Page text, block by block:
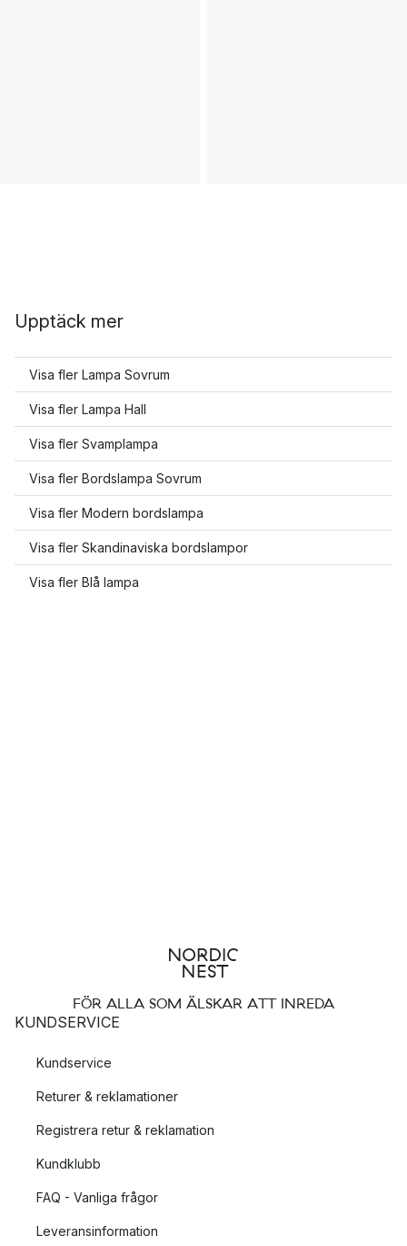
Upptäck mer
Visa fler Lampa Sovrum
Visa fler Lampa Hall
Visa fler Svamplampa
Visa fler Bordslampa Sovrum
Visa fler Modern bordslampa
Visa fler Skandinaviska bordslampor
Visa fler Blå lampa
FÖR ALLA SOM ÄLSKAR ATT INREDA
KUNDSERVICE
Kundservice
Returer & reklamationer
Registrera retur & reklamation
Kundklubb
FAQ - Vanliga frågor
Leveransinformation